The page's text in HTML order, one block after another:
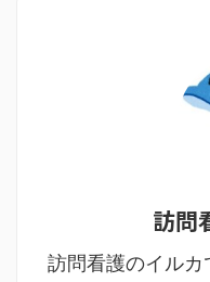
訪問
訪問看護のイル